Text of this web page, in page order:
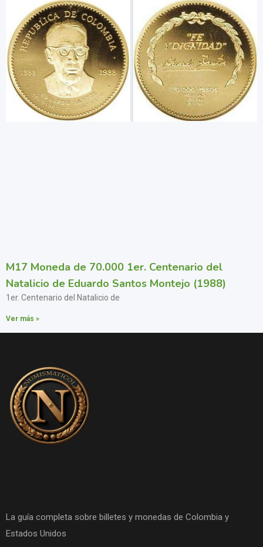
M17 Moneda de 70.000 1er. Centenario del
Natalicio de Eduardo Santos Montejo (1988)
1er. Centenario del Natalicio de
Ver más »
La guía completa sobre billetes y monedas de Colombia y
Estados Unidos